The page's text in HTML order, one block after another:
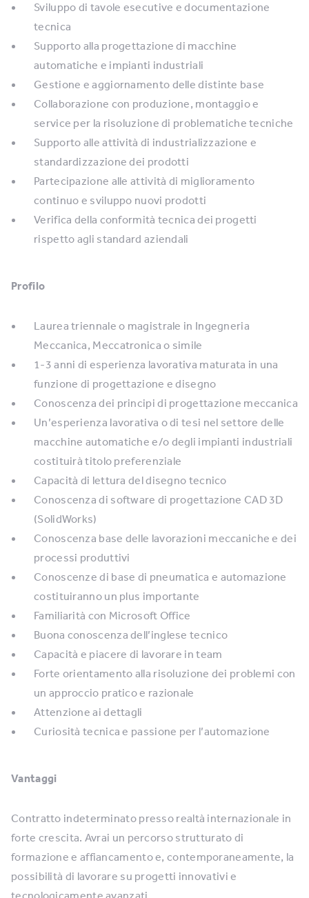
Sviluppo di tavole esecutive e documentazione
tecnica
Supporto alla progettazione di macchine
automatiche e impianti industriali
Gestione e aggiornamento delle distinte base
Collaborazione con produzione, montaggio e
service per la risoluzione di problematiche tecniche
Supporto alle attività di industrializzazione e
standardizzazione dei prodotti
Partecipazione alle attività di miglioramento
continuo e sviluppo nuovi prodotti
Verifica della conformità tecnica dei progetti
rispetto agli standard aziendali
Profilo
Laurea triennale o magistrale in Ingegneria
Meccanica, Meccatronica o simile
1-3 anni di esperienza lavorativa maturata in una
funzione di progettazione e disegno
Conoscenza dei principi di progettazione meccanica
Un’esperienza lavorativa o di tesi nel settore delle
macchine automatiche e/o degli impianti industriali
costituirà titolo preferenziale
Capacità di lettura del disegno tecnico
Conoscenza di software di progettazione CAD 3D
(SolidWorks)
Conoscenza base delle lavorazioni meccaniche e dei
processi produttivi
Conoscenze di base di pneumatica e automazione
costituiranno un plus importante
Familiarità con Microsoft Office
Buona conoscenza dell’inglese tecnico
Capacità e piacere di lavorare in team
Forte orientamento alla risoluzione dei problemi con
un approccio pratico e razionale
Attenzione ai dettagli
Curiosità tecnica e passione per l’automazione
Vantaggi
Contratto indeterminato presso realtà internazionale in
forte crescita. Avrai un percorso strutturato di
formazione e affiancamento e, contemporaneamente, la
possibilità di lavorare su progetti innovativi e
tecnologicamente avanzati.